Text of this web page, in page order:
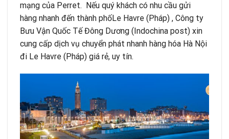
mạng của Perret. Nếu quý khách có nhu cầu gửi
hàng nhanh đến thành phốLe Havre (Pháp) , Công ty
Bưu Vận Quốc Tế Đông Dương (Indochina post) xin
cung cấp dịch vụ chuyển phát nhanh hàng hóa Hà Nội
đi Le Havre (Pháp) giá rẻ, uy tín.